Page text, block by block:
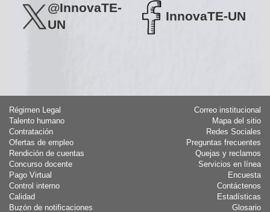
@InnovaTE-
UN
InnovaTE-UN
Régimen Legal
Talento humano
Contratación
Ofertas de empleo
Rendición de cuentas
Concurso docente
Pago Virtual
Control interno
Calidad
Buzón de notificaciones
Correo institucional
Mapa del sitio
Redes Sociales
Preguntas frecuentes
Quejas y reclamos
Servicios en línea
Encuesta
Contáctenos
Estadísticas
Glosario